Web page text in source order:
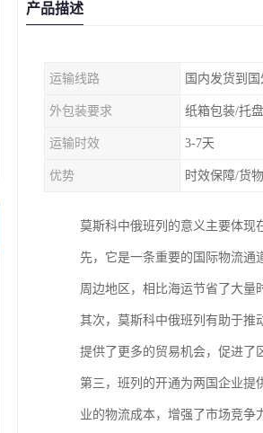
产品描述
运输线路 国内发货到
外包装要求 纸箱包装/托
运输时效 3-7天
优势 时效保障/货
莫斯科中俄班列的意义主要体现
先，它是一条重要的国际物流通
周边地区，相比海运节省了大量
其次，莫斯科中俄班列有助于推
提供了更多的贸易机会，促进了
第三，班列的开通为两国企业提
业的物流成本，增强了市场竞争